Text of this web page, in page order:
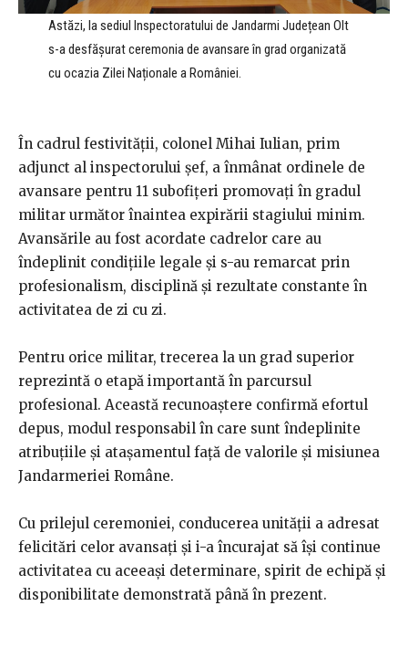
Astăzi, la sediul Inspectoratului de Jandarmi Județean Olt
s-a desfășurat ceremonia de avansare în grad organizată
cu ocazia Zilei Naționale a României.
În cadrul festivității, colonel Mihai Iulian, prim
adjunct al inspectorului șef, a înmânat ordinele de
avansare pentru 11 subofițeri promovați în gradul
militar următor înaintea expirării stagiului minim.
Avansările au fost acordate cadrelor care au
îndeplinit condițiile legale și s-au remarcat prin
profesionalism, disciplină și rezultate constante în
activitatea de zi cu zi.
Pentru orice militar, trecerea la un grad superior
reprezintă o etapă importantă în parcursul
profesional. Această recunoaștere confirmă efortul
depus, modul responsabil în care sunt îndeplinite
atribuțiile și atașamentul față de valorile și misiunea
Jandarmeriei Române.
Cu prilejul ceremoniei, conducerea unității a adresat
felicitări celor avansați și i-a încurajat să își continue
activitatea cu aceeași determinare, spirit de echipă și
disponibilitate demonstrată până în prezent.